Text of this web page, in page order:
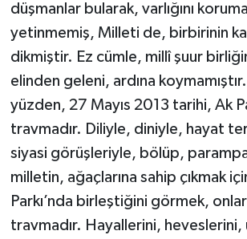
düşmanlar bularak, varlığını
yetinmemiş, Milleti de, birbirinin
dikmiştir. Ez cümle, millî şuur
elinden geleni, ardına
yüzden, 27 Mayıs 2013 tarihi, Ak
travmadır. Diliyle, diniyle, hayat
siyasi görüşleriyle, bölüp,
milletin, ağaçlarına sahip çıkmak
Parkı’nda birleştiğini görmek,
travmadır. Hayallerini, heveslerini,